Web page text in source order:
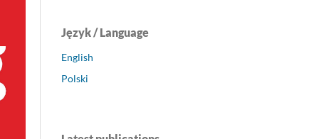
Język / Language
English
Polski